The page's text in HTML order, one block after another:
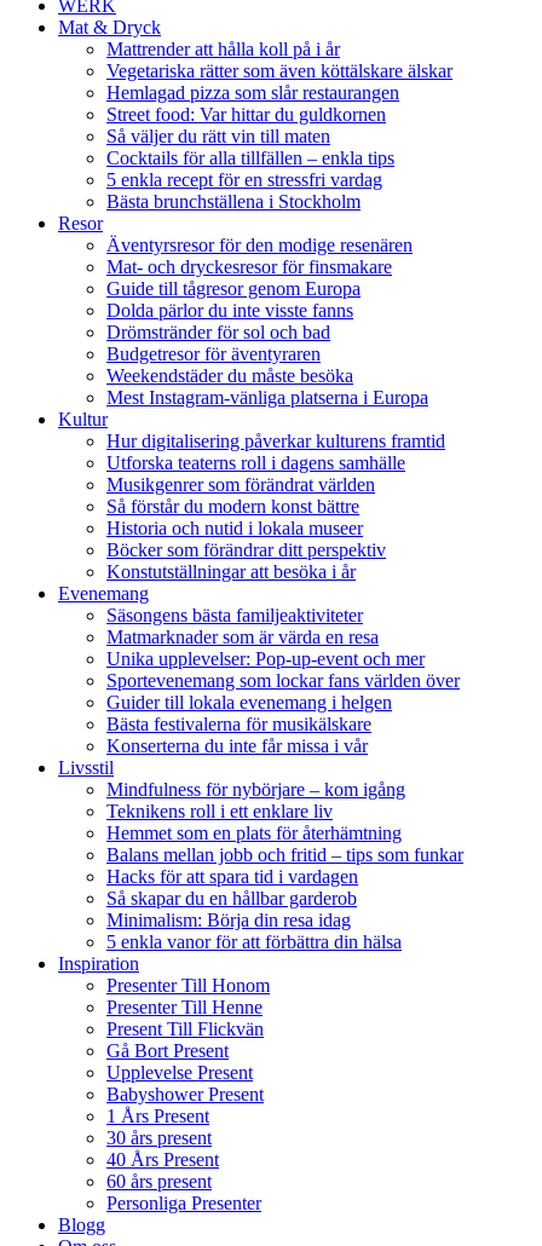
WERK
Mat & Dryck
Mattrender att hålla koll på i år
Vegetariska rätter som även köttälskare älskar
Hemlagad pizza som slår restaurangen
Street food: Var hittar du guldkornen
Så väljer du rätt vin till maten
Cocktails för alla tillfällen – enkla tips
5 enkla recept för en stressfri vardag
Bästa brunchställena i Stockholm
Resor
Äventyrsresor för den modige resenären
Mat- och dryckesresor för finsmakare
Guide till tågresor genom Europa
Dolda pärlor du inte visste fanns
Drömstränder för sol och bad
Budgetresor för äventyraren
Weekendstäder du måste besöka
Mest Instagram-vänliga platserna i Europa
Kultur
Hur digitalisering påverkar kulturens framtid
Utforska teaterns roll i dagens samhälle
Musikgenrer som förändrat världen
Så förstår du modern konst bättre
Historia och nutid i lokala museer
Böcker som förändrar ditt perspektiv
Konstutställningar att besöka i år
Evenemang
Säsongens bästa familjeaktiviteter
Matmarknader som är värda en resa
Unika upplevelser: Pop-up-event och mer
Sportevenemang som lockar fans världen över
Guider till lokala evenemang i helgen
Bästa festivalerna för musikälskare
Konserterna du inte får missa i vår
Livsstil
Mindfulness för nybörjare – kom igång
Teknikens roll i ett enklare liv
Hemmet som en plats för återhämtning
Balans mellan jobb och fritid – tips som funkar
Hacks för att spara tid i vardagen
Så skapar du en hållbar garderob
Minimalism: Börja din resa idag
5 enkla vanor för att förbättra din hälsa
Inspiration
Presenter Till Honom
Presenter Till Henne
Present Till Flickvän
Gå Bort Present
Upplevelse Present
Babyshower Present
1 Års Present
30 års present
40 Års Present
60 års present
Personliga Presenter
Blogg